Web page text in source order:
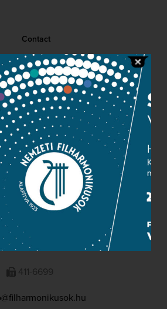
Contact
Public information
Press room
Terms and privacy
Imprint
PHILHARMONIC
Komor Marcell u. 1. (Müpa)
411-6600
411-6699